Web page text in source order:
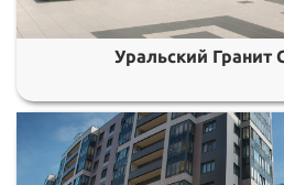
Уральский Гранит